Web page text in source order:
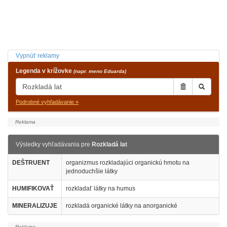
Vypnúť reklamy
Legenda v krížovke (napr. meno Eduarda)
Podrobné vyhľadávanie »
Výsledky vyhľadávania pre Rozkladá lat
DEŠTRUENT
organizmus rozkladajúci organickú hmotu na
jednoduchšie látky
HUMIFIKOVAŤ rozkladať látky na humus
MINERALIZUJE rozkladá organické látky na anorganické